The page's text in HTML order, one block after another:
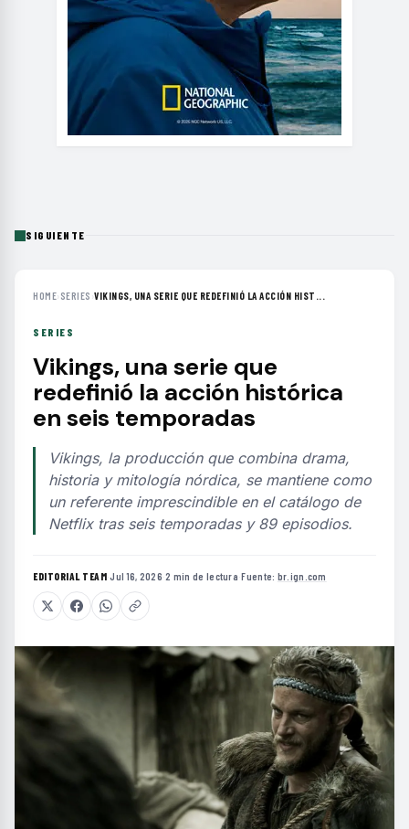
SIGUIENTE
HOME› SERIES ›VIKINGS, UNA SERIE QUE REDEFINIÓ LA ACCIÓN HIST...
SERIES
Vikings, una serie que
redefinió la acción histórica
en seis temporadas
Vikings, la producción que combina drama,
historia y mitología nórdica, se mantiene como
un referente imprescindible en el catálogo de
Netflix tras seis temporadas y 89 episodios.
EDITORIAL TEAM·Jul 16, 2026·2 min de lectura·Fuente: br.ign.com